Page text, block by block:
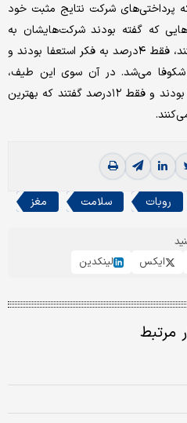
پرداختی‌‌های شرکت نتایج مثبت خود
که گفته بودند شرکت‌هایشان به
تحقق اهداف مالی آنها کمک می‌‌کنند، فقط ۴درصد به فکر استعفا بودند و
شکوفا می‌‌شد. در آن سوی این طیف،
۷نفر از هر ۱۰نفر به فکر ترک شغل بودند و فقط ۱۲درصد گفتند که بهترین
روبات سلامت مغز
ایکس لینکدین
مرتبط